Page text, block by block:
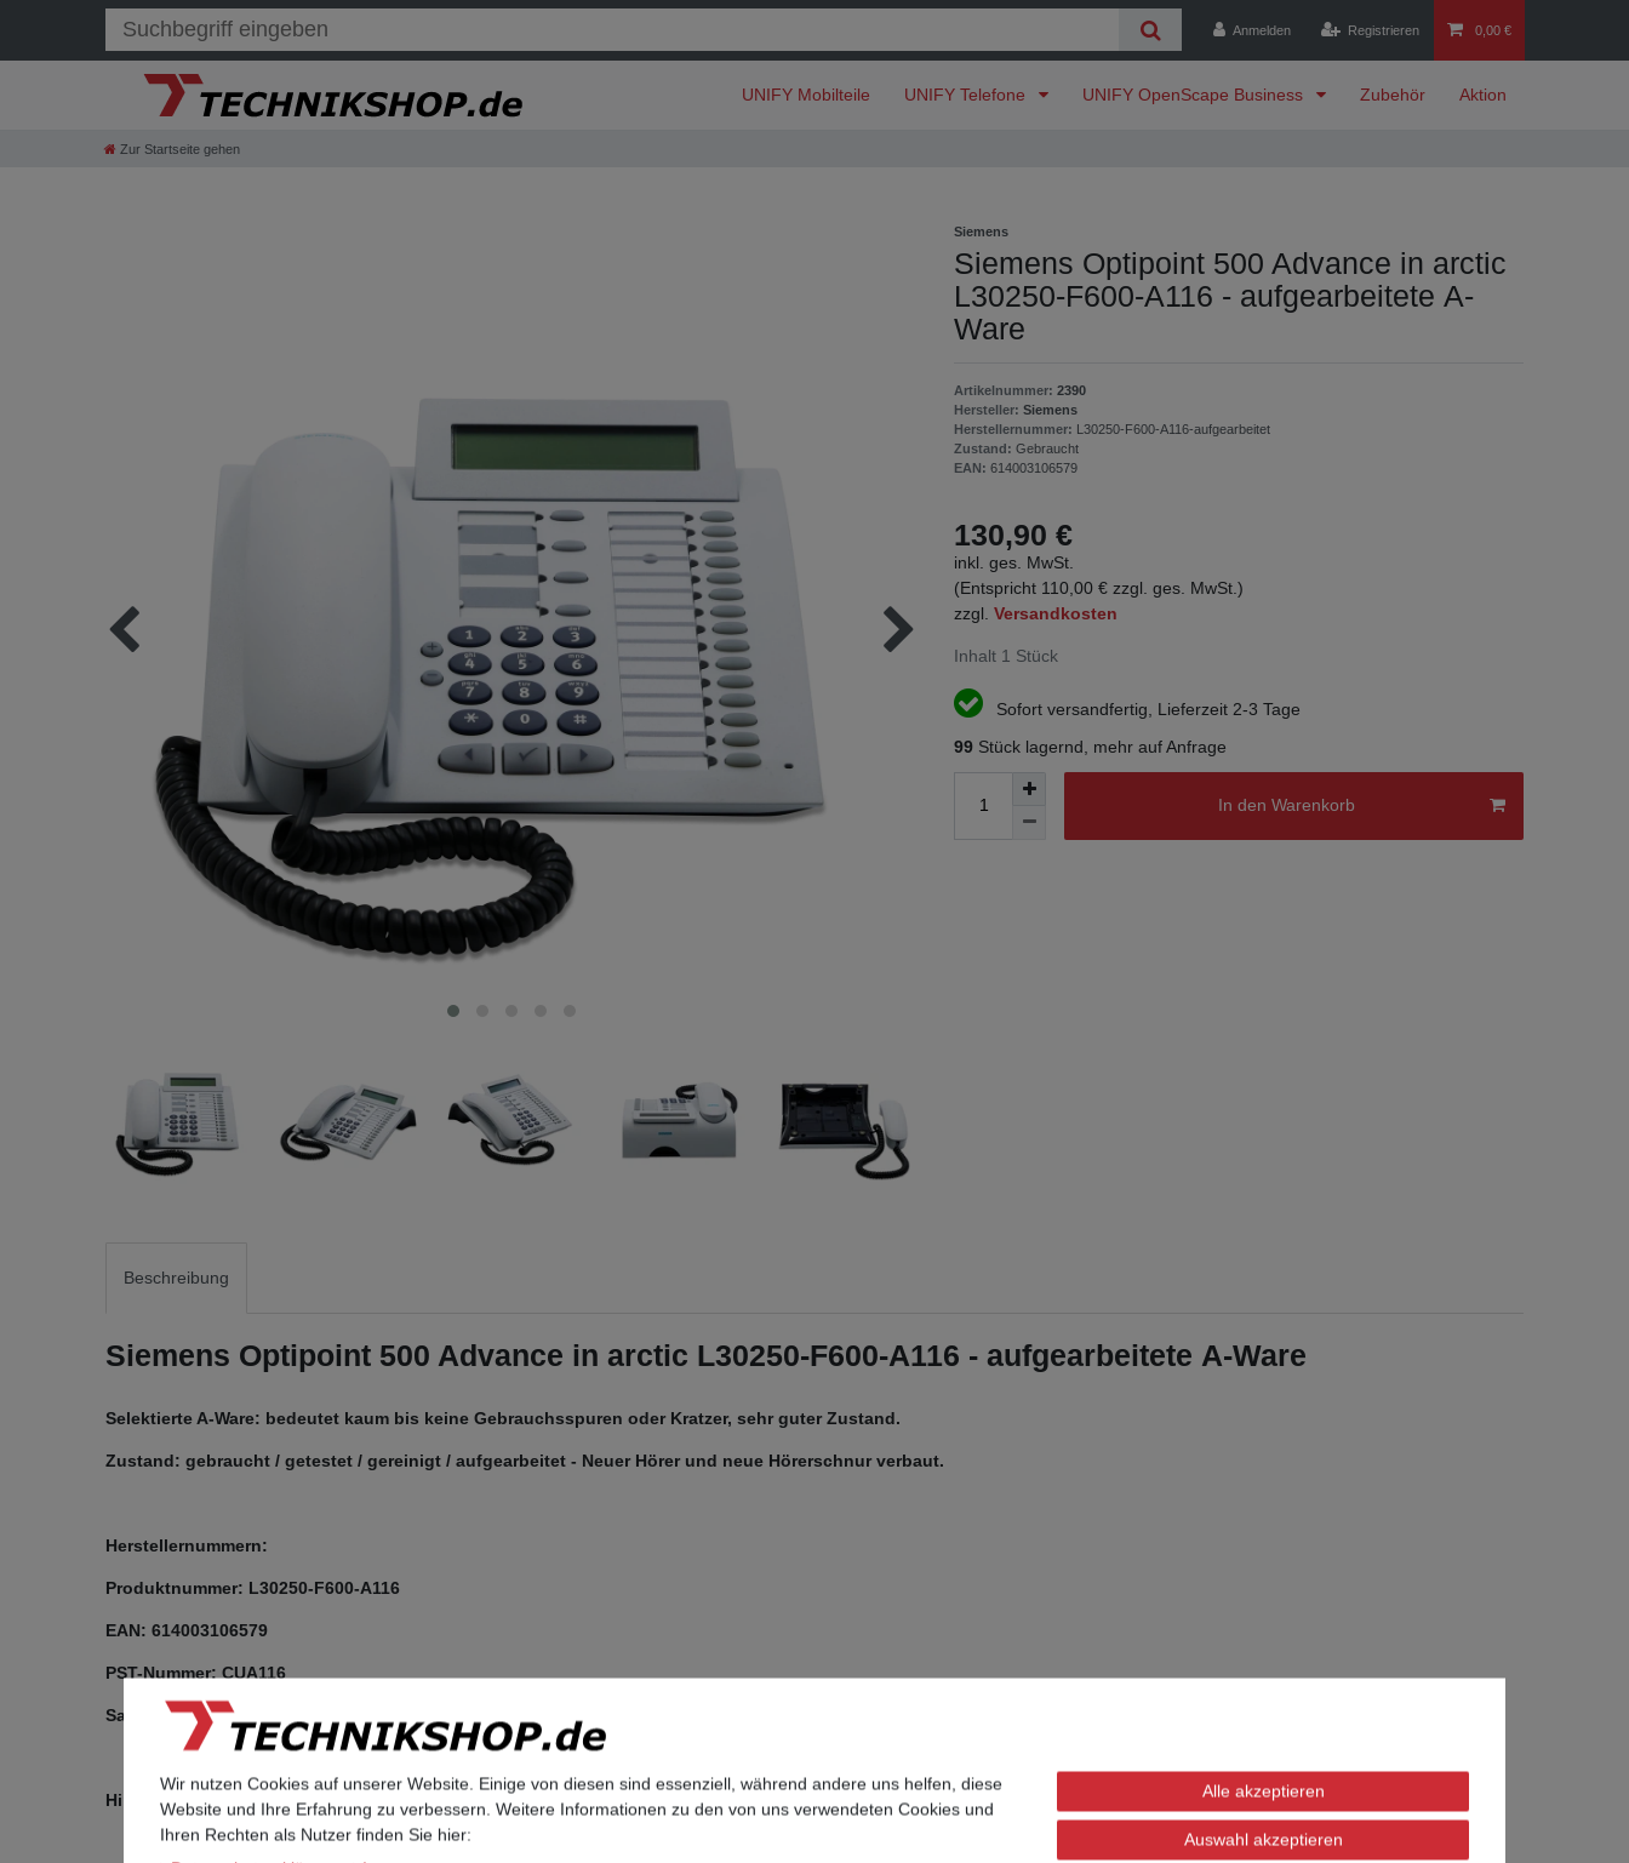
Anmelden Registrieren 0,00 €
UNIFY Mobilteile UNIFY Telefone UNIFY OpenScape Business Zubehör Aktion
Zur Startseite gehen
Siemens
Siemens Optipoint 500 Advance in arctic
L30250-F600-A116 - aufgearbeitete A-
Ware
Artikelnummer: 2390
Hersteller: Siemens
Herstellernummer: L30250-F600-A116-aufgearbeitet
Zustand: Gebraucht
EAN: 614003106579
130,90 €
inkl. ges. MwSt.
(Entspricht 110,00 € zzgl. ges. MwSt.)
zzgl. Versandkosten
Inhalt 1 Stück
Sofort versandfertig, Lieferzeit 2-3 Tage
99 Stück lagernd, mehr auf Anfrage
In den Warenkorb
Beschreibung
Siemens Optipoint 500 Advance in arctic L30250-F600-A116 - aufgearbeitete A-Ware
Selektierte A-Ware: bedeutet kaum bis keine Gebrauchsspuren oder Kratzer, sehr guter Zustand.
Zustand: gebraucht / getestet / gereinigt / aufgearbeitet - Neuer Hörer und neue Hörerschnur verbaut.
Herstellernummern:
Produktnummer: L30250-F600-A116
EAN: 614003106579
PST-Nummer: CUA116
Sachnummer: S30817-S7104-A101
Hinweis: Es handelt sich um ein Siemens UP0/E Systemtelefon für Telefonanlagen.
Wir nutzen Cookies auf unserer Website. Einige von diesen sind essenziell, während andere uns helfen, diese
Website und Ihre Erfahrung zu verbessern. Weitere Informationen zu den von uns verwendeten Cookies und
Ihren Rechten als Nutzer finden Sie hier:
Alle akzeptieren
Auswahl akzeptieren